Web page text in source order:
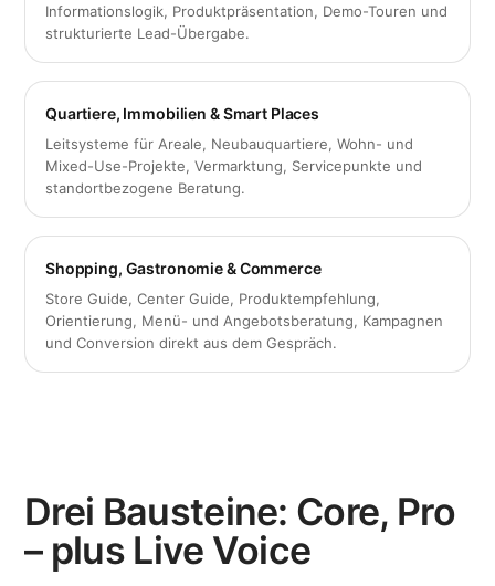
Informationslogik, Produktpräsentation, Demo-Touren und
strukturierte Lead-Übergabe.
Quartiere, Immobilien & Smart Places
Leitsysteme für Areale, Neubauquartiere, Wohn- und
Mixed-Use-Projekte, Vermarktung, Servicepunkte und
standortbezogene Beratung.
Shopping, Gastronomie & Commerce
Store Guide, Center Guide, Produktempfehlung,
Orientierung, Menü- und Angebotsberatung, Kampagnen
und Conversion direkt aus dem Gespräch.
Drei Bausteine: Core, Pro
– plus Live Voice